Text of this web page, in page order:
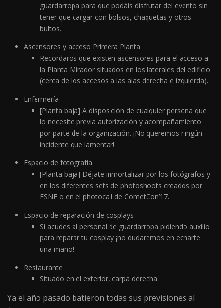
guardarropa para que podáis disfrutar del evento sin
tener que cargar con bolsos, chaquetas y otros
bultos.
Ascensores y acceso Primera Planta
Recordaros que existen ascensores para el acceso a
la Planta Mirador situados en los laterales del edificio
(cerca de los accesos a las alas derecha e izquierda).
Enfermería
[Planta baja] A disposición de cualquier persona que
lo necesite previa autorización y acompañamiento
por parte de la organización. ¡No queremos ningún
incidente que lamentar!
Espacio de fotografía
[Planta baja] Déjate inmortalizar por los fotógrafos y
en los diferentes sets de photoshoots creados por
ESNE o en el photocall de CometCon’17.
Espacio de reparación de cosplays
Si acudes al personal de guardarropa pidiendo auxilio
para reparar tu cosplay ¡no dudaremos en echarte
una mano!
Restaurante
Situado en el exterior, carpa derecha.
Ya el año pasado batieron todas sus previsiones al